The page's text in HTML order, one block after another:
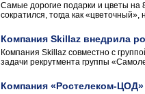
Самые дорогие подарки и цветы на
сократился, тогда как
Компания Skillaz внедрила
Компания Skillaz совместно с
задачи рекрутмента группы
Компания «Ростелеком-